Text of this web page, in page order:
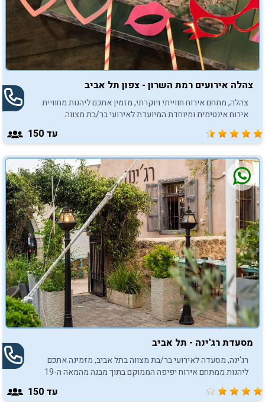
צהלה אירועים רמת השרון - צפון תל אביב
צהלה, מתחם אירוח חווייתי ויוקרתי, מזמין אתכם ליהנות מחוויית
אירוח אינטימית ומיוחדת המיועדת לאירועי בר/בת מצווה.
עד 150
מסעדת רג'ינה - תל אביב
רג'ינה, מסעדה לאירועי בר/בת מצווה בתל אביב, מזמינה אתכם
ליהנות ממתחם אירוח יפיפה הממוקם בתוך מבנה מהמאה ה-19
במתחם התחנה.
עד 150